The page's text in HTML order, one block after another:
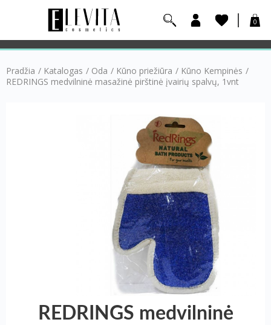
0
Pradžia / Katalogas / Oda / Kūno priežiūra / Kūno Kempinės /
REDRINGS medvilninė masažinė pirštinė įvairių spalvų, 1vnt
REDRINGS medvilninė